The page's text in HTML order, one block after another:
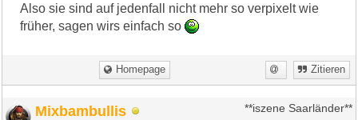
Also sie sind auf jedenfall nicht mehr so verpixelt wie
früher, sagen wirs einfach so
Homepage Zitieren
Mixbambullis **iszene Saarländer**